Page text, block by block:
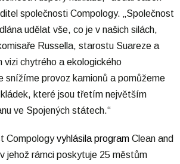
společnosti Compology. „Společnost
udělat vše, co je v našich silách,
Russella, starostu Suareze a
vizi chytrého a ekologického
snížíme provoz kamionů a pomůžeme
které jsou třetím největším
ve Spojených státech.“
Compologyvyhlásila program Clean and
jehož rámci poskytuje 25 městům